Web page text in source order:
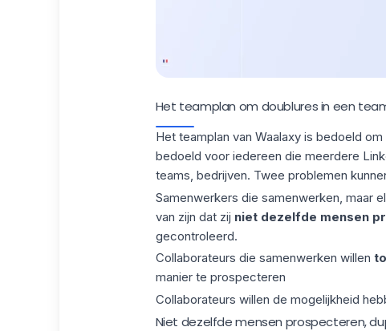
Het teamplan om doublures in een
Het teamplan van Waalaxy is bedoeld om
bedoeld voor iedereen die meerdere
teams, bedrijven. Twee problemen
Samenwerkers die samenwerken, maar
van zijn dat zij niet dezelfde mensen
gecontroleerd.
Collaborateurs die samenwerken willen
manier te prospecteren
Collaborateurs willen de mogelijkheid
Niet dezelfde mensen prospecteren,